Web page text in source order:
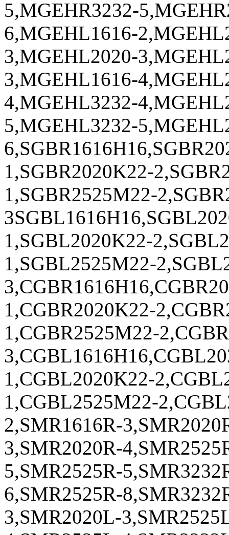
5,MGEHR3232-
6,MGEHL1616-
3,MGEHL2020-
3,MGEHL1616-
4,MGEHL3232-
5,MGEHL3232-
1,SGBR2020K22-
1,SGBR2525M22-
1,SGBL2020K22-
1,SGBL2525M22-
1,CGBR2020K22-
1,CGBR2525M22-
1,CGBL2020K22-
1,CGBL2525M22-
2,SMR1616R-
3,SMR2020R-
5,SMR2525R-
6,SMR2525R-
3,SMR2020L-